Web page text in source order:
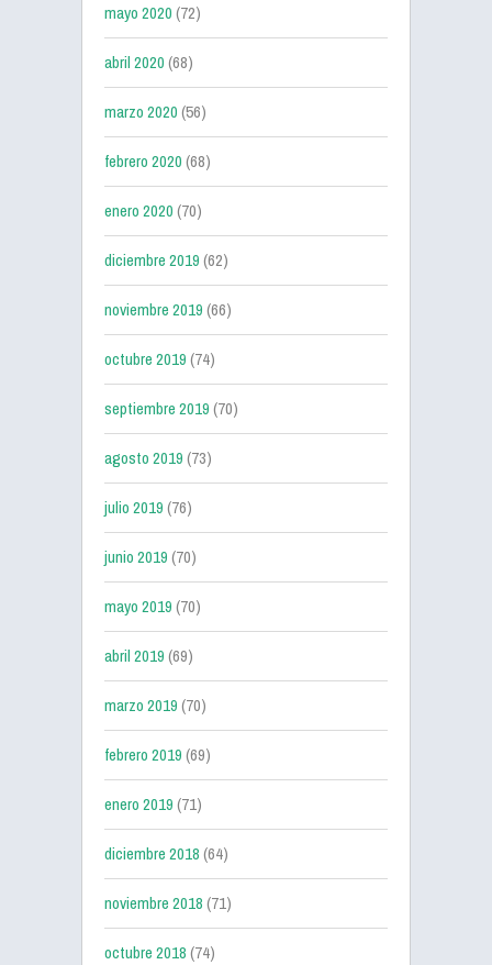
mayo 2020(72)
abril 2020(68)
marzo 2020(56)
febrero 2020(68)
enero 2020(70)
diciembre 2019(62)
noviembre 2019(66)
octubre 2019(74)
septiembre 2019(70)
agosto 2019(73)
julio 2019(76)
junio 2019(70)
mayo 2019(70)
abril 2019(69)
marzo 2019(70)
febrero 2019(69)
enero 2019(71)
diciembre 2018(64)
noviembre 2018(71)
octubre 2018(74)